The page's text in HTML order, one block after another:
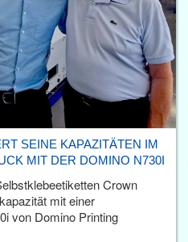
SEINE KAPAZITÄTEN IM
MIT DER DOMINO N730I
Crown
mit einer
von Domino Printing